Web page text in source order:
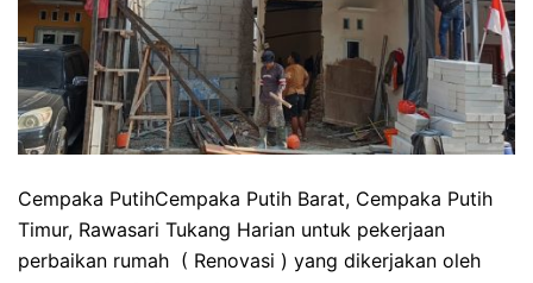
Cempaka PutihCempaka Putih Barat, Cempaka Putih
Timur, Rawasari Tukang Harian untuk pekerjaan
perbaikan rumah ( Renovasi ) yang dikerjakan oleh